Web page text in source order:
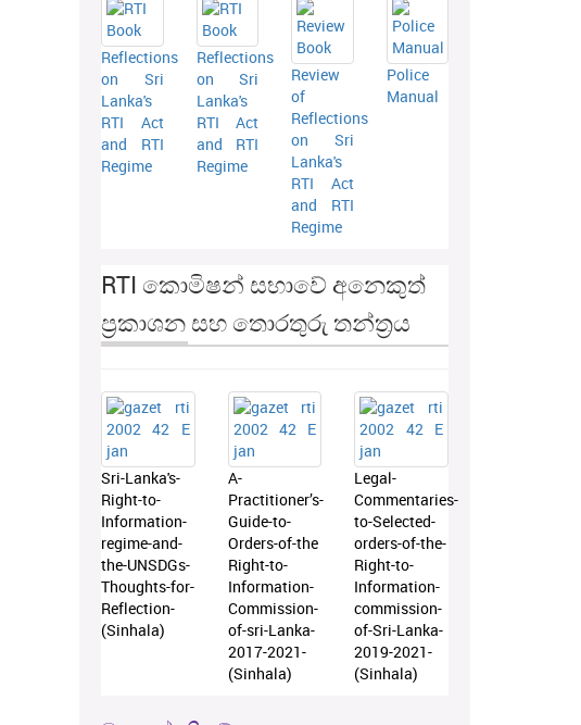
Reflections
on Sri
Lanka's
RTI Act
and RTI
Regime
Reflections
on Sri
Lanka's
RTI Act
and RTI
Regime
Review
of
Reflections
on Sri
Lanka's
RTI Act
and RTI
Regime
Police
Manual
RTI කොමිෂන් සභාවේ අනෙකුත්
ප්‍රකාශන සහ තොරතුරු තන්ත්‍රය
Sri-Lanka's-
Right-to-
Information-
regime-and-
the-UNSDGs-
Thoughts-for-
Reflection-
(Sinhala)
A-
Practitioner’s-
Guide-to-
Orders-of-the
Right-to-
Information-
Commission-
of-sri-Lanka-
2017-2021-
(Sinhala)
Legal-
Commentaries-
to-Selected-
orders-of-the-
Right-to-
Information-
commission-
of-Sri-Lanka-
2019-2021-
(Sinhala)